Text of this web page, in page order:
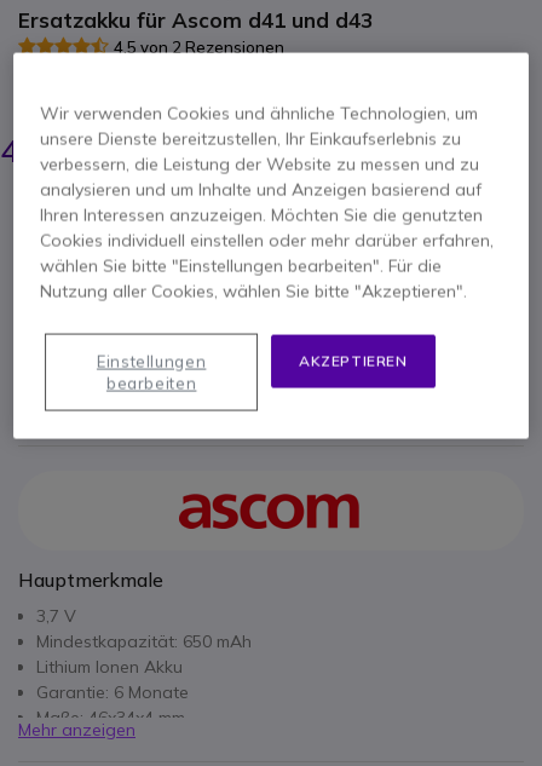
Ersatzakku für Ascom d41 und d43
4.5 von 2 Rezensionen
44,95 €- 53,49 € Inkl. MwSt.
Anzahl
IN DEN WARENKORB
ANGEBOT IN 4 STUNDEN
24/48 Std.
1 JahrHerstellergarantie
Hauptmerkmale
3,7 V
Mindestkapazität: 650 mAh
Lithium Ionen Akku
Garantie: 6 Monate
Maße: 46x34x4 mm
Gewicht: 20g
Mehr anzeigen
Wir verwenden Cookies und ähnliche Technologien, um
unsere Dienste bereitzustellen, Ihr Einkaufserlebnis zu
verbessern, die Leistung der Website zu messen und zu
analysieren und um Inhalte und Anzeigen basierend auf
Ihren Interessen anzuzeigen. Möchten Sie die genutzten
Cookies individuell einstellen oder mehr darüber erfahren,
wählen Sie bitte "Einstellungen bearbeiten". Für die
Nutzung aller Cookies, wählen Sie bitte "Akzeptieren".
AKZEPTIEREN
Einstellungen
bearbeiten